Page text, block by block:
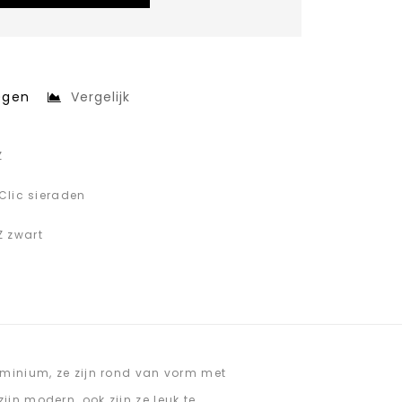
Vergelijk
Clic sieraden
zwart
ze zijn rond van vorm met